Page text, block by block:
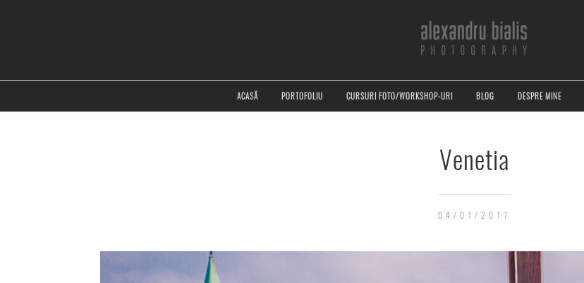
ACASĂ PORTOFOLIU CURSURI FOTO/WORKSHOP-URI BLOG DESPRE MINE
Venetia
04/01/2017